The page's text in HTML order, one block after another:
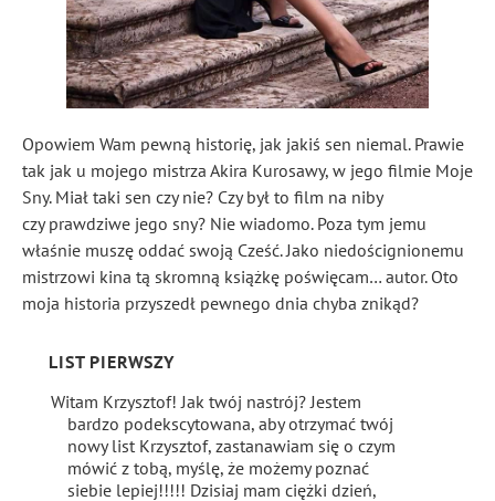
Opowiem Wam pewną historię, jak jakiś sen niemal. Prawie
tak jak u mojego mistrza Akira Kurosawy, w jego filmie Moje
Sny. Miał taki sen czy nie? Czy był to film na niby
czy prawdziwe jego sny? Nie wiadomo. Poza tym jemu
właśnie muszę oddać swoją Cześć. Jako niedoścignionemu
mistrzowi kina tą skromną książkę poświęcam… autor. Oto
moja historia przyszedł pewnego dnia chyba znikąd?
LIST PIERWSZY
Witam Krzysztof! Jak twój nastrój? Jestem
bardzo podekscytowana, aby otrzymać twój
nowy list Krzysztof, zastanawiam się o czym
mówić z tobą, myślę, że możemy poznać
siebie lepiej!!!!! Dzisiaj mam ciężki dzień,